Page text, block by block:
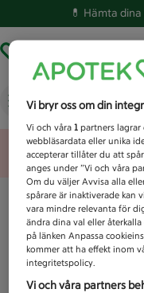
💊 Hämta
Vad letar du
Vi bryr oss om din
Vi och våra1 partners
webbläsardata eller unika
accepterar tillåter du att
anges under ”Vi och våra
Om du väljer Avvisa alla
spårare är inaktiverade kan
vara mindre relevanta för
ändra dina val eller
på länken Anpassa
kommer att ha effekt inom
integritetspolicy.
Vi och våra partners